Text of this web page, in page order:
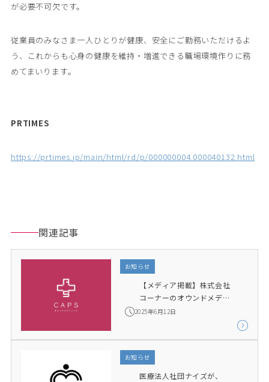
が必要不可欠です。
従業員のみなさま一人ひとりが健康、安全にご勤務いただけるよ
う、これからも心身の健康を維持・増進できる職場環境作りに務
めてまいります。
PRTIMES
https://prtimes.jp/main/html/rd/p/000000004.000040132.html
関連記事
お知らせ
【メディア掲載】株式会社
コーナーのオウンドメディ
ア「UPGRADE」で特別休
2025年6月12日
お知らせ
医療法人社団ナイズが、